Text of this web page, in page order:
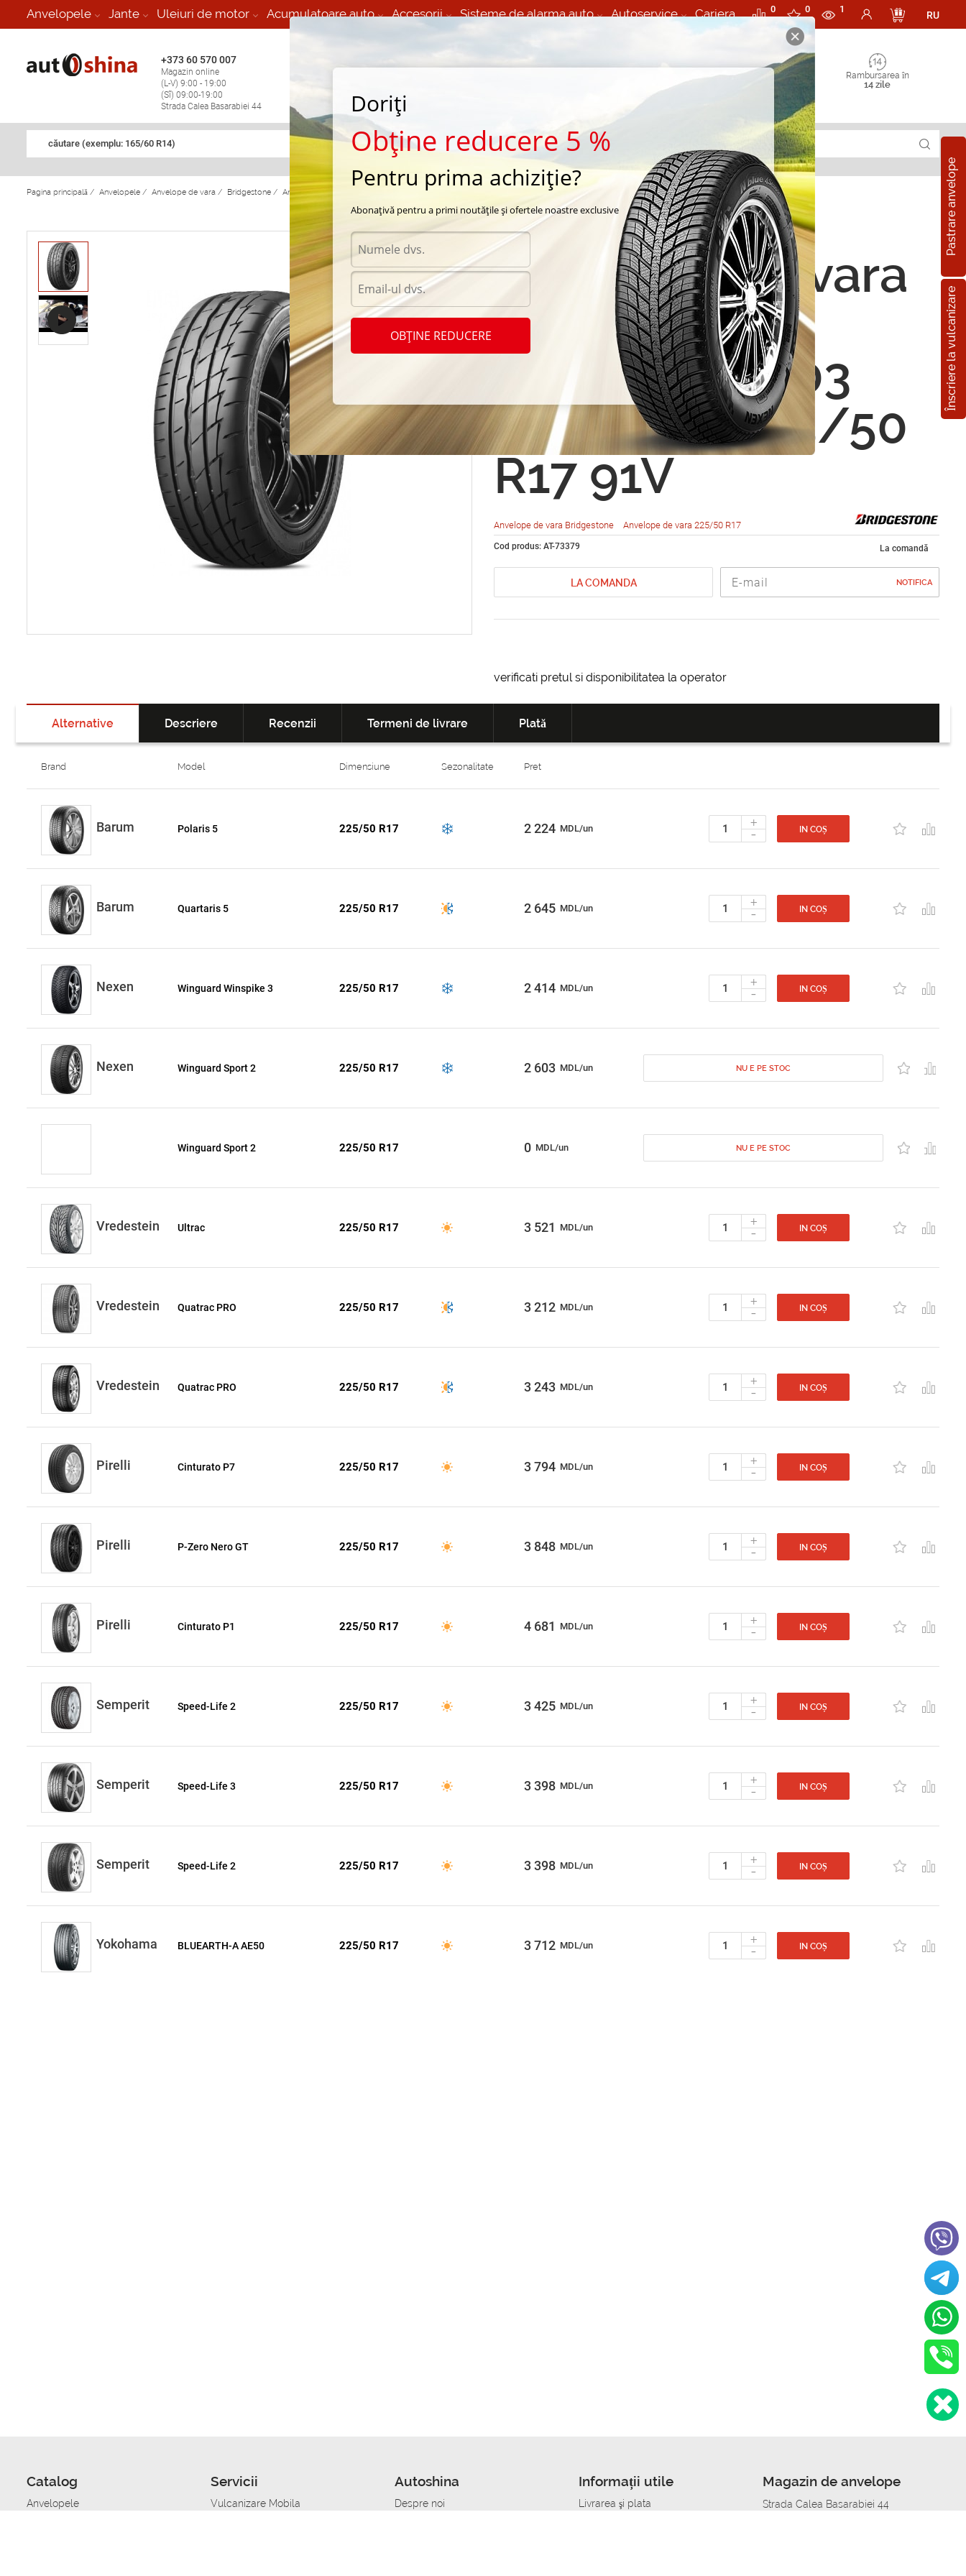
Anvelopele Jante Uleiuri de motor Acumulatoare auto Accesorii Sisteme de alarma auto Autoservice Cariera 0 0 1
RU
+373 60 570 007
Magazin online
(L-V) 9:00 - 19:00
(Sî) 09:00-19:00
Strada Calea Basarabiei 44
Vulcanizare Mobila 24/7 non
Rambursarea în
14 zile
căutare (exemplu: 165/60 R14)
Pastrare anvelope
Înscriere la vulcanizare
Pagina principală / Anvelopele / Anvelope de vara / Bridgestone / Anvelope de vara Bridgestone Potenza RE003 Adrenalin Bridgestone Potenza RE003 Adrenalin 225/50 R17 91V
Anvelope de vara
Bridgestone
Potenza RE003
Adrenalin 225/50
R17 91V
Anvelope de vara Bridgestone Anvelope de vara 225/50 R17
Cod produs: AT-73379 La comandă
LA COMANDA NOTIFICA
verificati pretul si disponibilitatea la operator
Alternative Descriere Recenzii Termeni de livrare Plată
Brand Model Dimensiune Sezonalitate Pret
Barum Polaris 5 225/50 R17 2 224 MDL/un +
- IN COȘ
Barum Quartaris 5 225/50 R17 2 645 MDL/un +
- IN COȘ
Nexen Winguard Winspike 3 225/50 R17 2 414 MDL/un +
- IN COȘ
Nexen Winguard Sport 2 225/50 R17 2 603 MDL/un NU E PE STOC
Winguard Sport 2 225/50 R17 0 MDL/un NU E PE STOC
Vredestein Ultrac 225/50 R17 3 521 MDL/un +
- IN COȘ
Vredestein Quatrac PRO 225/50 R17 3 212 MDL/un +
- IN COȘ
Vredestein Quatrac PRO 225/50 R17 3 243 MDL/un +
- IN COȘ
Pirelli Cinturato P7 225/50 R17 3 794 MDL/un +
- IN COȘ
Pirelli P-Zero Nero GT 225/50 R17 3 848 MDL/un +
- IN COȘ
Pirelli Cinturato P1 225/50 R17 4 681 MDL/un +
- IN COȘ
Semperit Speed-Life 2 225/50 R17 3 425 MDL/un +
- IN COȘ
Semperit Speed-Life 3 225/50 R17 3 398 MDL/un +
- IN COȘ
Semperit Speed-Life 2 225/50 R17 3 398 MDL/un +
- IN COȘ
Yokohama BLUEARTH-A AE50 225/50 R17 3 712 MDL/un +
- IN COȘ
Catalog
Anvelopele
Servicii
Vulcanizare Mobila
Autoshina
Despre noi
Informații utile
Livrarea şi plata
Magazin de anvelope
Strada Calea Basarabiei 44
Doriți
Obține reducere 5 %
Pentru prima achiziție?
Abonațivă pentru a primi noutățile și ofertele noastre exclusive
OBȚINE REDUCERE